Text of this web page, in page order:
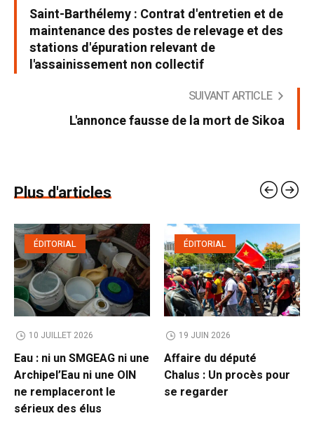
Saint-Barthélemy : Contrat d'entretien et de
maintenance des postes de relevage et des
stations d'épuration relevant de
l'assainissement non collectif
SUIVANT ARTICLE
L'annonce fausse de la mort de Sikoa
Plus d'articles
ÉDITORIAL
10 JUILLET 2026
Eau : ni un SMGEAG ni une
Archipel’Eau ni une OIN
ne remplaceront le
sérieux des élus
ÉDITORIAL
19 JUIN 2026
Affaire du député
Chalus : Un procès pour
se regarder